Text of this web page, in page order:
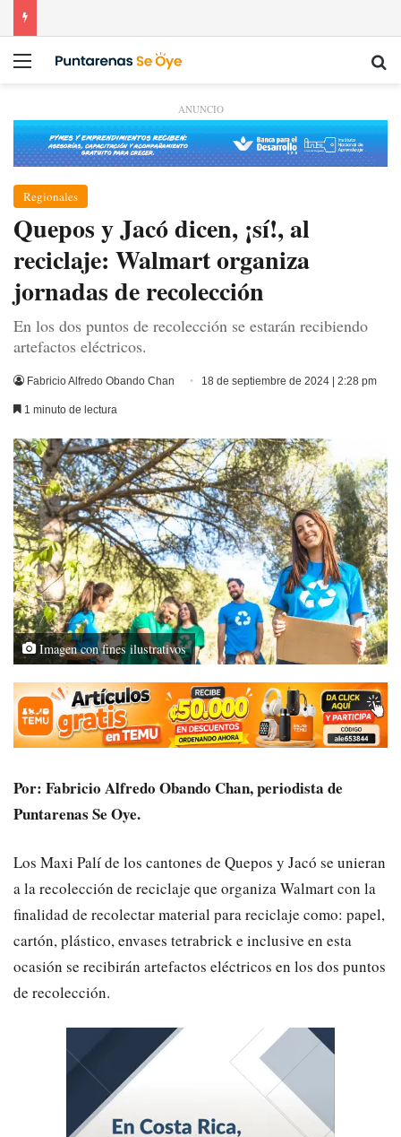
Menú
ANUNCIO
Regionales
Quepos y Jacó dicen, ¡sí!, al
reciclaje: Walmart organiza
jornadas de recolección
En los dos puntos de recolección se estarán recibiendo
artefactos eléctricos.
Fabricio Alfredo Obando Chan 18 de septiembre de 2024 | 2:28 pm
1 minuto de lectura
Imagen con fines ilustrativos
Por: Fabricio Alfredo Obando Chan, periodista de
Puntarenas Se Oye.
Los Maxi Palí de los cantones de Quepos y Jacó se unieran
a la recolección de reciclaje que organiza Walmart con la
finalidad de recolectar material para reciclaje como: papel,
cartón, plástico, envases tetrabrick e inclusive en esta
ocasión se recibirán artefactos eléctricos en los dos puntos
de recolección.